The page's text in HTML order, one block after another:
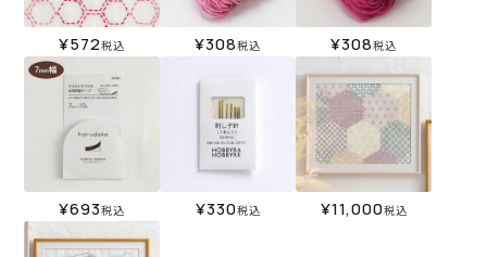
¥572税込 ¥308税込 ¥308税込
¥693税込 ¥330税込 ¥11,000税込